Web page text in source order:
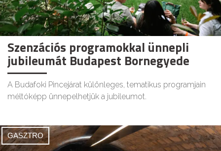
Szenzációs programokkal ünnepli
jubileumát Budapest Bornegyede
A Budafoki Pincejárat különleges, tematikus programjain
méltóképp ünnepelhetjük a jubileumot.
GASZTRO